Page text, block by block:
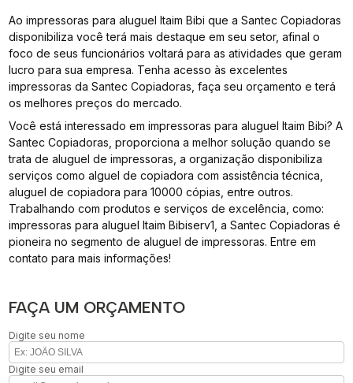
Ao impressoras para aluguel Itaim Bibi que a Santec Copiadoras
disponibiliza você terá mais destaque em seu setor, afinal o
foco de seus funcionários voltará para as atividades que geram
lucro para sua empresa. Tenha acesso às excelentes
impressoras da Santec Copiadoras, faça seu orçamento e terá
os melhores preços do mercado.
Você está interessado em impressoras para aluguel Itaim Bibi? A
Santec Copiadoras, proporciona a melhor solução quando se
trata de aluguel de impressoras, a organização disponibiliza
serviços como alguel de copiadora com assistência técnica,
aluguel de copiadora para 10000 cópias, entre outros.
Trabalhando com produtos e serviços de excelência, como:
impressoras para aluguel Itaim Bibiserv1, a Santec Copiadoras é
pioneira no segmento de aluguel de impressoras. Entre em
contato para mais informações!
FAÇA UM ORÇAMENTO
Digite seu nome
Digite seu email